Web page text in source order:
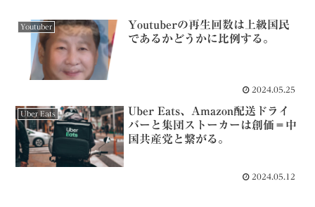
Youtuber
Youtuberの再生回数は上級国民
であるかどうかに比例する。
2024.05.25
Uber Eats
Uber Eats、Amazon配送ドライ
バーと集団ストーカーは創価＝中
国共産党と繋がる。
2024.05.12